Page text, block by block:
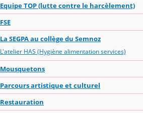
Equipe TOP (lutte contre le harcèlement)
FSE
La SEGPA au collège du Semnoz
L'atelier HAS (Hygiène alimentation services)
Mousquetons
Parcours artistique et culturel
Restauration